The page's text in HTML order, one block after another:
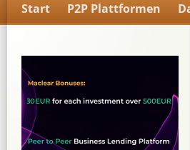
Start P2P Plattformen